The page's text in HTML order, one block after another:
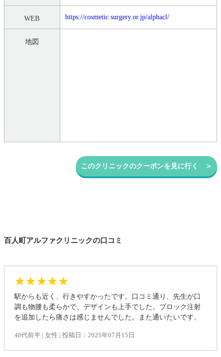
WEB https://cosmetic.surgery.or.jp/alphacl/
地図
このクリニックのクーポンを見に行く ＞
百人町アルファクリニックの口コミ
★★★★★
駅からも近く、行きやすかったです。口コミ通り、先生が口
調も物腰も柔らかで、デザインも上手でした。ブロック注射
を追加したら痛さは感じませんでした。また通いたいです。
40代前半 | 女性 | 投稿日：2025年07月15日